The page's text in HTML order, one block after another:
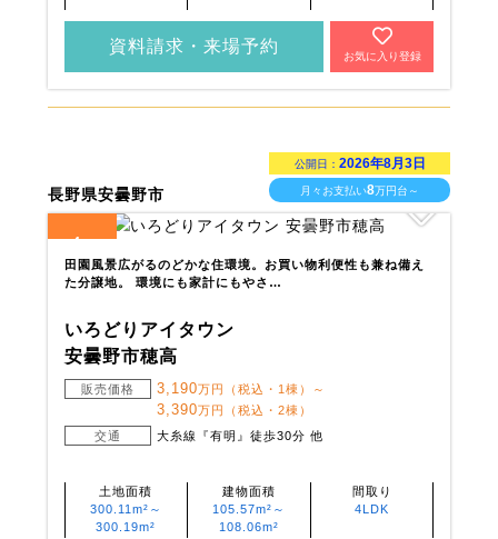
資料請求・来場予約
お気に入り登録
長野県安曇野市
公開日： 2026年8月3日
月々お支払い8万円台～
4
田園風景広がるのどかな住環境。お買い物利便性も兼ね備え
た分譲地。 環境にも家計にもやさ…
いろどりアイタウン
安曇野市穂高
販売価格 3,190万円（税込・1棟）～
3,390万円（税込・2棟）
交通
大糸線『有明』徒歩30分 他
土地面積
300.11m²～
300.19m²
建物面積
105.57m²～
108.06m²
間取り
4LDK